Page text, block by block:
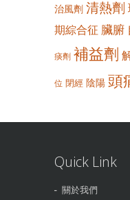
治風劑 清熱劑
期綜合征 臟腑
痰劑 補益劑
位 閉經 陰陽 頭
Quick Link
關於我們